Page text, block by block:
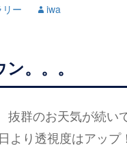
ー iwa
。。。
群のお天気が続い
より透視度はアッ